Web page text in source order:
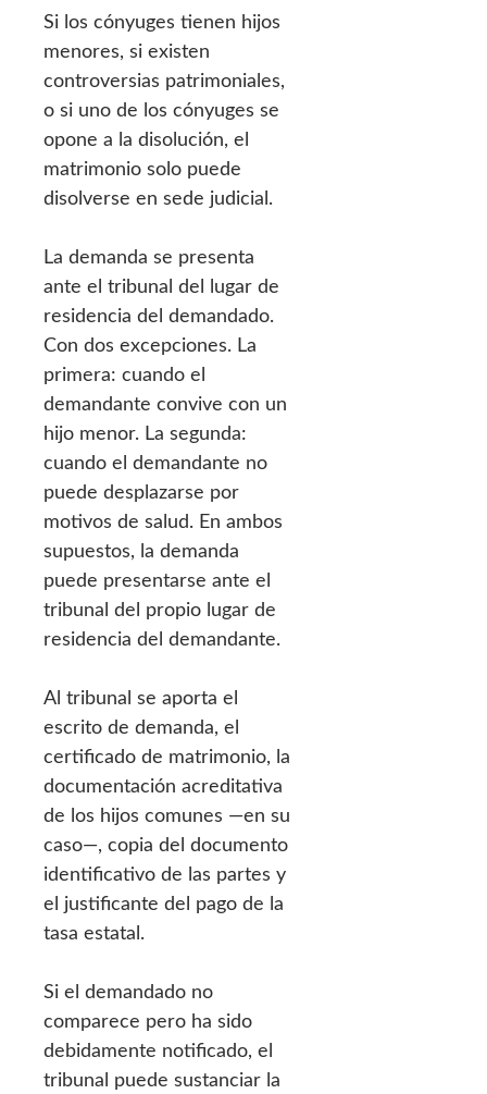
Si los cónyuges tienen hijos
menores, si existen
controversias patrimoniales,
o si uno de los cónyuges se
opone a la disolución, el
matrimonio solo puede
disolverse en sede judicial.
La demanda se presenta
ante el tribunal del lugar de
residencia del demandado.
Con dos excepciones. La
primera: cuando el
demandante convive con un
hijo menor. La segunda:
cuando el demandante no
puede desplazarse por
motivos de salud. En ambos
supuestos, la demanda
puede presentarse ante el
tribunal del propio lugar de
residencia del demandante.
Al tribunal se aporta el
escrito de demanda, el
certificado de matrimonio, la
documentación acreditativa
de los hijos comunes —en su
caso—, copia del documento
identificativo de las partes y
el justificante del pago de la
tasa estatal.
Si el demandado no
comparece pero ha sido
debidamente notificado, el
tribunal puede sustanciar la